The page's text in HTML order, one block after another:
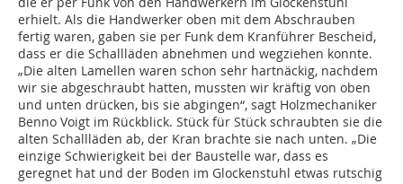
erhielt. Als die Handwerker oben mit dem Abschrauben
fertig waren, gaben sie per Funk dem Kranführer Bescheid,
dass er die Schallläden abnehmen und wegziehen konnte.
„Die alten Lamellen waren schon sehr hartnäckig, nachdem
wir sie abgeschraubt hatten, mussten wir kräftig von oben
und unten drücken, bis sie abgingen“, sagt Holzmechaniker
Benno Voigt im Rückblick. Stück für Stück schraubten sie die
alten Schallläden ab, der Kran brachte sie nach unten. „Die
einzige Schwierigkeit bei der Baustelle war, dass es
geregnet hat und der Boden im Glockenstuhl etwas rutschig